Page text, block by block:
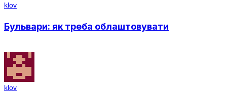
klov
Бульвари: як треба облаштовувати
klov